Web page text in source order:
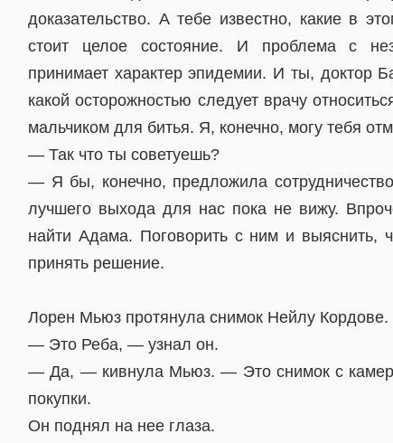
доказательство. А тебе известно, какие в
стоит целое состояние. И проблема с
принимает характер эпидемии. И ты, доктор
какой осторожностью следует врачу
мальчиком для битья. Я, конечно, могу тебя
— Так что ты советуешь?
— Я бы, конечно, предложила
лучшего выхода для нас пока не вижу.
найти Адама. Поговорить с ним и выяснить,
принять решение.
Лорен Мьюз протянула снимок Нейлу Кордове.
— Это Реба, — узнал он.
— Да, — кивнула Мьюз. — Это снимок с
покупки.
Он поднял на нее глаза.